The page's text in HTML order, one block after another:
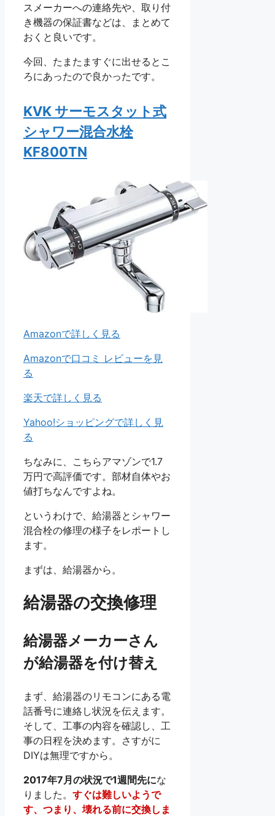
スメーカーへの連絡先や、取り付
き機器の保証書などは、まとめて
おくと良いです。
今回、たまたますぐに出せるとこ
ろにあったので良かったです。
KVK サーモスタット式
シャワー混合水栓
KF800TN
Amazonで詳しく見る
Amazonで口コミ レビューを見
る
楽天で詳しく見る
Yahoo!ショッピングで詳しく見
る
ちなみに、こちらアマゾンで1.7
万円で高評価です。部材自体やお
値打ちなんですよね。
というわけで、給湯器とシャワー
混合栓の修理の様子をレポートし
ます。
まずは、給湯器から。
給湯器の交換修理
給湯器メーカーさん
が給湯器を付け替え
まず、給湯器のリモコンにある電
話番号に連絡し状況を伝えます。
そして、工事の内容を確認し、工
事の日程を決めます。さすがに
DIYは無理ですから。
2017年7月の状況で1週間先にな
りました。 すぐは難しいようで
す、つまり、壊れる前に交換しま